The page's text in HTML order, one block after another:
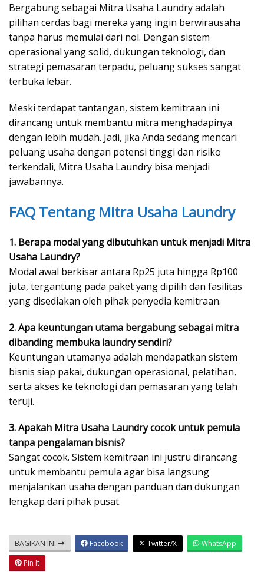
Bergabung sebagai Mitra Usaha Laundry adalah
pilihan cerdas bagi mereka yang ingin berwirausaha
tanpa harus memulai dari nol. Dengan sistem
operasional yang solid, dukungan teknologi, dan
strategi pemasaran terpadu, peluang sukses sangat
terbuka lebar.
Meski terdapat tantangan, sistem kemitraan ini
dirancang untuk membantu mitra menghadapinya
dengan lebih mudah. Jadi, jika Anda sedang mencari
peluang usaha dengan potensi tinggi dan risiko
terkendali, Mitra Usaha Laundry bisa menjadi
jawabannya.
FAQ Tentang Mitra Usaha Laundry
1. Berapa modal yang dibutuhkan untuk menjadi Mitra
Usaha Laundry?
Modal awal berkisar antara Rp25 juta hingga Rp100
juta, tergantung pada paket yang dipilih dan fasilitas
yang disediakan oleh pihak penyedia kemitraan.
2. Apa keuntungan utama bergabung sebagai mitra
dibanding membuka laundry sendiri?
Keuntungan utamanya adalah mendapatkan sistem
bisnis siap pakai, dukungan operasional, pelatihan,
serta akses ke teknologi dan pemasaran yang telah
teruji.
3. Apakah Mitra Usaha Laundry cocok untuk pemula
tanpa pengalaman bisnis?
Sangat cocok. Sistem kemitraan ini justru dirancang
untuk membantu pemula agar bisa langsung
menjalankan usaha dengan panduan dan dukungan
lengkap dari pihak pusat.
BAGIKAN INI Facebook Twitter/X
WhatsApp
Pin It